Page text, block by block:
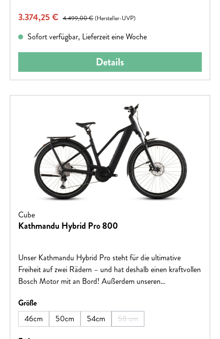
Verkaufspreis:
3.374,25 € Regulärer Preis:
4.499,00 €(Hersteller-UVP)
Sofort verfügbar, Lieferzeit eine Woche
Details
Cube
Kathmandu Hybrid Pro 800
Unser Kathmandu Hybrid Pro steht für die ultimative
Freiheit auf zwei Rädern – und hat deshalb einen kraftvollen
Bosch Motor mit an Bord! Außerdem unseren
auf dem alles Platz findet, was auf Tour mit muss. Sein
Bosch CX Antrieb ist samt 800 Wh PowerTube Akku so
sauber und ästhetisch ins Rahmendesign integriert, dass er
Größeauswählen
46cm
50cm 54cm 58 cm
(Diese Option ist zurzeit nicht